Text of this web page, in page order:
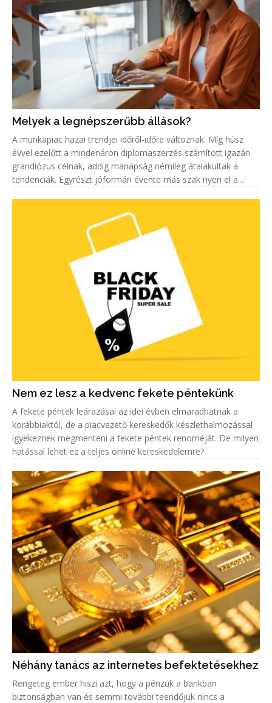
Melyek a legnépszerűbb állások?
A munkapiac hazai trendjei időről-időre változnak. Míg húsz
évvel ezelőtt a mindenáron diplomaszerzés számított igazán
grandiózus célnak, addig manapság némileg átalakultak a
tendenciák. Egyrészt jóformán évente más szak nyeri el a
Nem ez lesz a kedvenc fekete péntekünk
A fekete péntek leárazásai az idei évben elmaradhatnak a
korábbiaktól, de a piacvezető kereskedők készlethalmozással
igyekeznek megmenteni a fekete péntek renoméját. De milyen
hatással lehet ez a teljes online kereskedelemre?
Néhány tanács az internetes befektetésekhez
Rengeteg ember hiszi azt, hogy a pénzük a bankban
biztonságban van és semmi további teendőjük nincs a